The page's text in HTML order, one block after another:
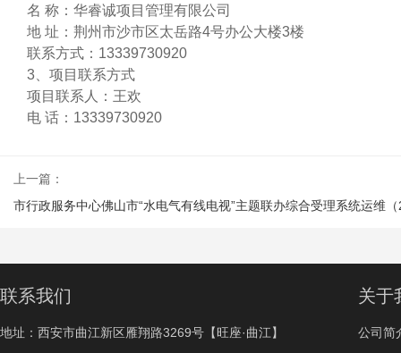
名 称： 华睿诚项目管理有限公司
地 址：荆州市沙市区太岳路4号办公大楼3楼
联系方式：13339730920
3、项目联系方式
项目联系人：王欢
电 话： 13339730920
上一篇：
市行政服务中心佛山市“水电气有线电视”主题联办综合受理系统运维
联系我们
地址：西安市曲江新区雁翔路3269号【旺座·曲江】
关于
公司简